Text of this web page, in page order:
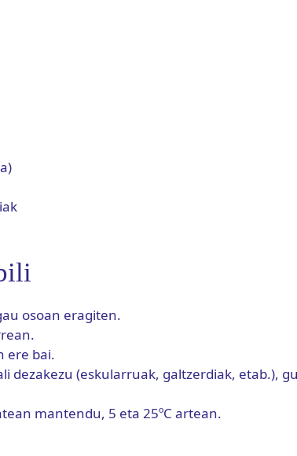
osoan eragiten.
ere bai.
dezakezu (eskularruak, galtzerdiak, etab.),
mantendu, 5 eta 25ºC artean.